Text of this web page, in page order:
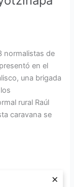
×
normalistas de
en el
una brigada
rural Raúl
caravana se